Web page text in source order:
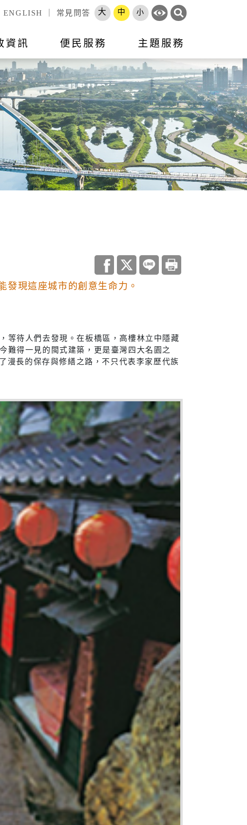
ENGLISH 常見問答 大 中 小
活動訊息
資訊
議紀錄 市政會議專題報告
訊
所提地方建設建議
間團體補（捐）助
統計速報
檢測
開放資料
告欄 機關通訊
便民服務
動產標租資訊 跨區服務網
慧里長服務 智能客服
主題服務
登記申辦須知
時間
規費收費標準
罰鍰處罰金額基準
申辦項目
就業
就業資訊
勞工大學
市府徵才
職訓補給站
原住民人力資源網
服務
分隊
安全
資訊
安全宣導
住宅
地政資訊查詢
都市更新
居住服務
清運查詢
清潔隊專線
回收資訊網
新住民
新住民學習中心
移民服務
新住民72小時華語成教
班
新北市新住民子女獎助
學金
新住民一站式服務
愛心大平台新住民關懷
發現這座城市的創意生命力。
等待人們去發現。在板橋區，高樓林立中隱藏
難得一見的閩式建築，更是臺灣四大名園之
漫長的保存與修繕之路，不只代表李家歷代族